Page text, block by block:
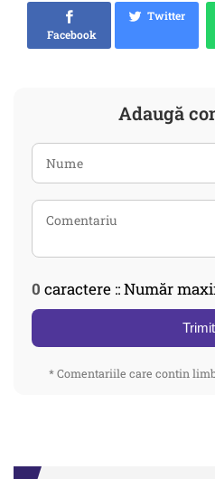
Facebook
Twitter
Adaugă
0 caractere :: Număr
* Comentariile care contin